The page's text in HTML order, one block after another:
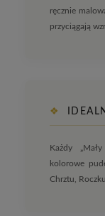
ręcznie
przyciągają
❖
Każdy
kolorowe
Chrztu,